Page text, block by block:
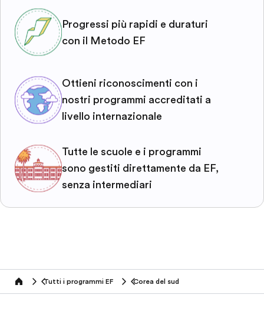
Progressi più rapidi e duraturi
con il Metodo EF
Ottieni riconoscimenti con i
nostri programmi accreditati a
livello internazionale
Tutte le scuole e i programmi
sono gestiti direttamente da EF,
senza intermediari
home Tutti i programmi EF Corea del sud